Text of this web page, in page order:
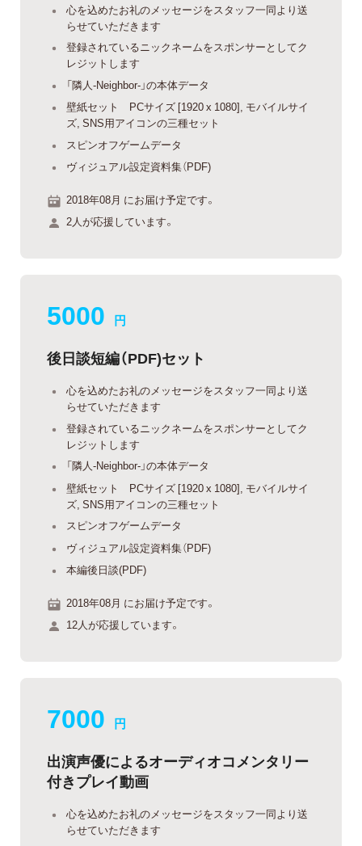
心を込めたお礼のメッセージをスタッフ一同より送
らせていただきます
登録されているニックネームをスポンサーとしてク
レジットします
「隣人-Neighbor-」の本体データ
壁紙セット PCサイズ [1920 x 1080], モバイルサイ
ズ, SNS用アイコンの三種セット
スピンオフゲームデータ
ヴィジュアル設定資料集（PDF)
2018年08月 にお届け予定です。
2人が応援しています。
5000 円
後日談短編（PDF)セット
心を込めたお礼のメッセージをスタッフ一同より送
らせていただきます
登録されているニックネームをスポンサーとしてク
レジットします
「隣人-Neighbor-」の本体データ
壁紙セット PCサイズ [1920 x 1080], モバイルサイ
ズ, SNS用アイコンの三種セット
スピンオフゲームデータ
ヴィジュアル設定資料集（PDF)
本編後日談(PDF)
2018年08月 にお届け予定です。
12人が応援しています。
7000 円
出演声優によるオーディオコメンタリー
付きプレイ動画
心を込めたお礼のメッセージをスタッフ一同より送
らせていただきます